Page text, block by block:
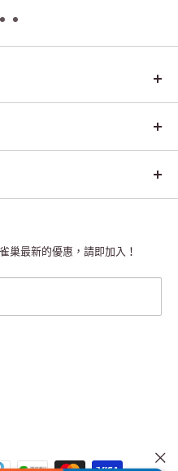
全球領先的「營養、健康、
充分發掘食品的力量，提升
巢最新的優惠，請即加入！